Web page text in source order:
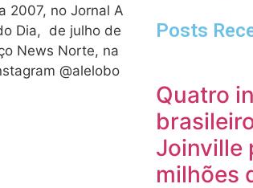
2007, no Jornal A
Dia, de julho de
News Norte, na
@alelobo
Posts
Quatro
Joinville
milhões